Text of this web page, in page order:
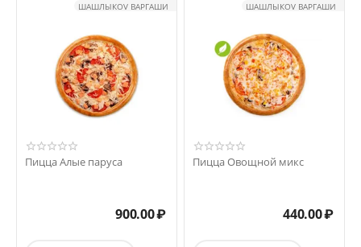
ШАШЛЫКOV ВАРГАШИ
Пицца Алые паруса
900.00₽
ШАШЛЫКOV ВАРГАШИ
Пицца Овощной микс
440.00₽